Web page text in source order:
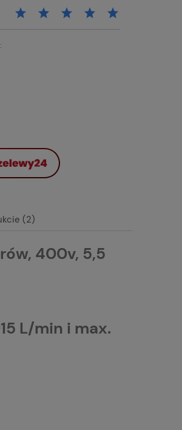
kosztów
(2)
400v, 5,5
L/min i max.